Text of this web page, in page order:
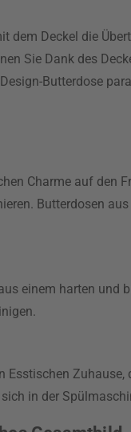
dem Deckel die
Sie Dank des
Butterdose
Charme auf den
Butterdosen
einem harten und
in der